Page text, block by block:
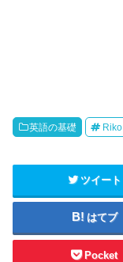
英語の基礎 Riko
ツイート
はてブ
Pocket